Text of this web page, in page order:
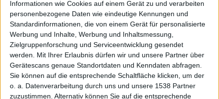
Informationen wie Cookies auf einem Gerät zu und verarbeiten
personenbezogene Daten wie eindeutige Kennungen und
Standardinformationen, die von einem Gerät für personalisierte
Werbung und Inhalte, Werbung und Inhaltsmessung,
Zielgruppenforschung und Serviceentwicklung gesendet
werden.
Mit Ihrer Erlaubnis dürfen wir und unsere Partner über
Gerätescans genaue Standortdaten und Kenndaten abfragen.
Sie können auf die entsprechende Schaltfläche klicken, um der
o. a. Datenverarbeitung durch uns und unsere 1538 Partner
zuzustimmen. Alternativ können Sie auf die entsprechende